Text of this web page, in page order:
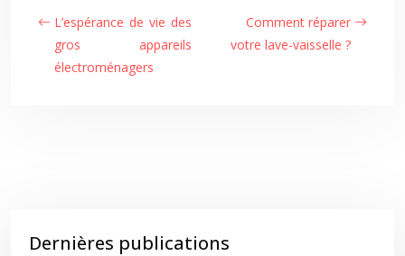
L’espérance de vie des
gros appareils
électroménagers
Comment réparer
votre lave-vaisselle ?
Dernières publications